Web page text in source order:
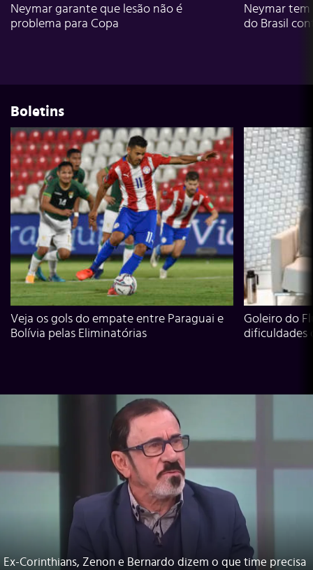
Neymar garante que lesão não é
problema para Copa
Neymar
do Brasil
Boletins
Veja os gols do empate entre Paraguai e
Bolívia pelas Eliminatórias
Goleiro do
dificuldades
Ex-Corinthians, Zenon e Bernardo dizem o que time precisa